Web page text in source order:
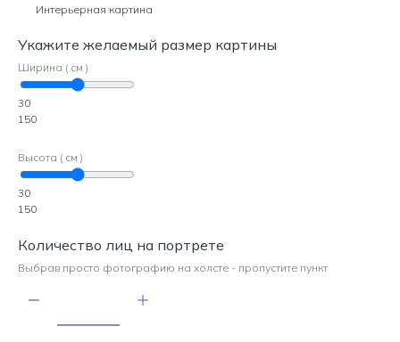
Интерьерная картина
Укажите желаемый размер картины
Ширина ( см )
30
150
Высота ( см )
30
150
Количество лиц на портрете
Выбрав просто фотографию на холсте - пропустите пункт